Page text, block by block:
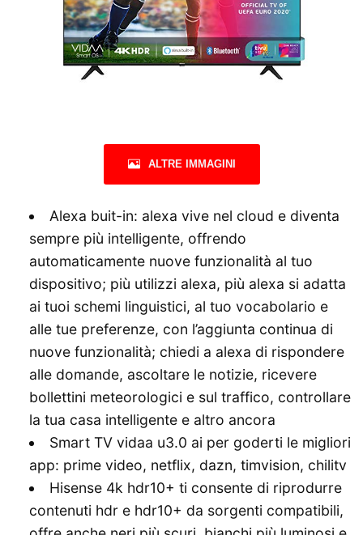
ALTRE IMMAGINI
Alexa buit-in: alexa vive nel cloud e diventa
sempre più intelligente, offrendo
automaticamente nuove funzionalità al tuo
dispositivo; più utilizzi alexa, più alexa si adatta
ai tuoi schemi linguistici, al tuo vocabolario e
alle tue preferenze, con l’aggiunta continua di
nuove funzionalità; chiedi a alexa di rispondere
alle domande, ascoltare le notizie, ricevere
bollettini meteorologici e sul traffico, controllare
la tua casa intelligente e altro ancora
Smart TV vidaa u3.0 ai per goderti le migliori
app: prime video, netflix, dazn, timvision, chilitv
Hisense 4k hdr10+ ti consente di riprodurre
contenuti hdr e hdr10+ da sorgenti compatibili,